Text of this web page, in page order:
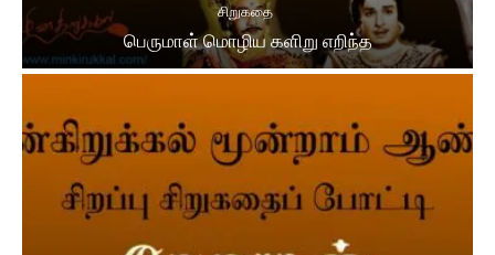
சிறுகதை
பெருமாள் மொழிய களிறு எறிந்த